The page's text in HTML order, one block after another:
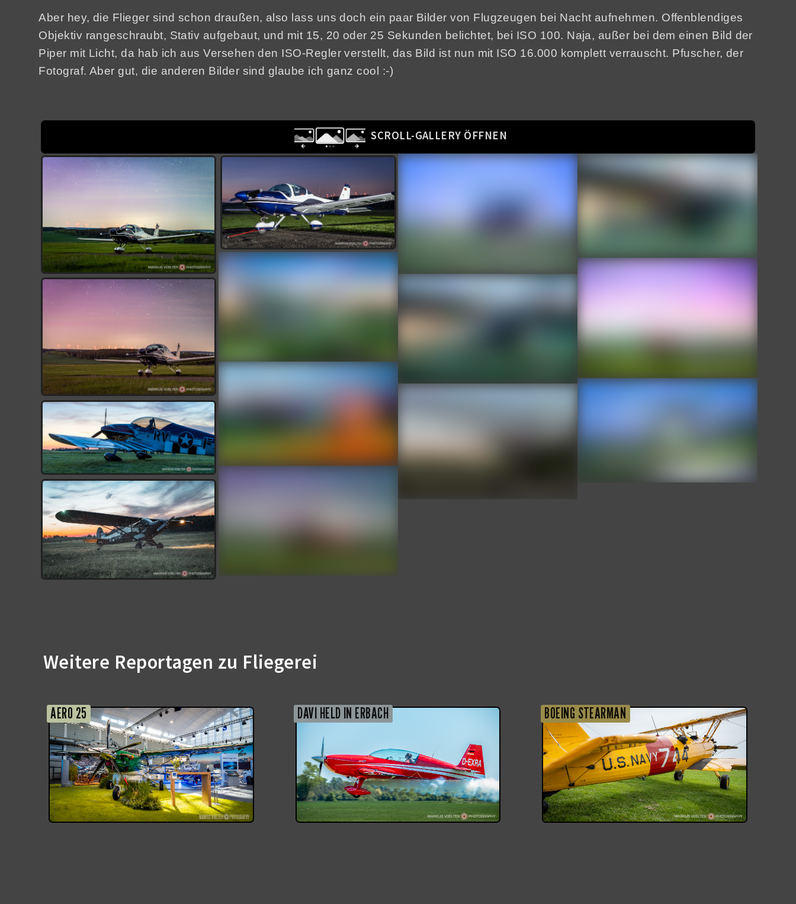
Aber hey, die Flieger sind schon draußen, also lass uns doch ein paar Bilder von Flugzeugen bei Nacht aufnehmen. Offenblendiges
Objektiv rangeschraubt, Stativ aufgebaut, und mit 15, 20 oder 25 Sekunden belichtet, bei ISO 100. Naja, außer bei dem einen Bild der
Piper mit Licht, da hab ich aus Versehen den ISO-Regler verstellt, das Bild ist nun mit ISO 16.000 komplett verrauscht. Pfuscher, der
Fotograf. Aber gut, die anderen Bilder sind glaube ich ganz cool :-)
SCROLL-GALLERY ÖFFNEN
Weitere Reportagen zu Fliegerei
AERO 25 DAVI HELD IN ERBACH BOEING STEARMAN